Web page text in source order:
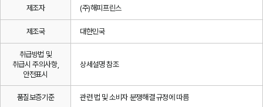
제조자 (주)해피프린스
제조국 대한민국
취급방법 및
취급시 주의사항,
안전표시
상세설명 참조
품질보증기준 관련 법 및 소비자 분쟁해결 규정에 따름